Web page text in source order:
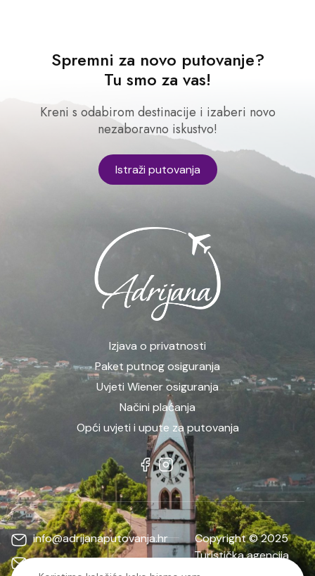
Spremni za novo putovanje?
Tu smo za vas!
Kreni s odabirom destinacije i izaberi novo
nezaboravno iskustvo!
Istraži putovanja
Izjava o privatnosti
Paket putnog osiguranja
Uvjeti Wiener osiguranja
Načini plaćanja
Opći uvjeti i upute za putovanja
info@adrijanaputovanja.hr
d.matkovic@adrijanaputovanja.hr
Copyright © 2025
Turistička agencija
ADRIJANA | Sva prava